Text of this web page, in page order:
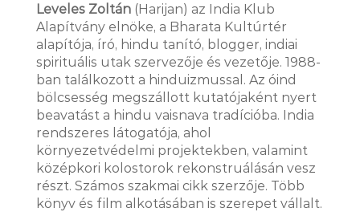
Leveles Zoltán(Harijan) az India Klub
Alapítvány elnöke, a Bharata Kultúrtér
alapítója, író, hindu tanító, blogger, indiai
spirituális utak szervezője és vezetője. 1988-
ban találkozott a hinduizmussal. Az óind
bölcsesség megszállott kutatójaként nyert
beavatást a hindu vaisnava tradícióba. India
rendszeres látogatója, ahol
környezetvédelmi projektekben, valamint
középkori kolostorok rekonstruálásán vesz
részt. Számos szakmai cikk szerzője. Több
könyv és film alkotásában is szerepet vállalt.